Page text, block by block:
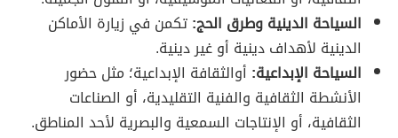
السياحة الدينية وطرق الحج:تكمن في زيارة الأماكن
الدينية لأهداف دينية أو غير دينية.
السياحة الإبداعية: أوالثقافة الإبداعية؛ مثل حضور
الأنشطة الثقافية والفنية التقليدية، أو الصناعات
الثقافية، أو الإنتاجات السمعية والبصرية لأحد المناطق.